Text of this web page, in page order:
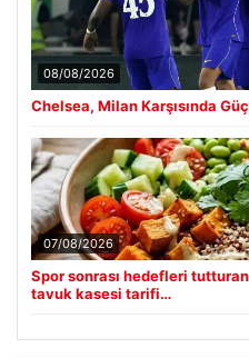
08/08/2026
Chelsea, Milan Karşısında
07/08/2026
Spor sonrası hedefleri
tavuk kasesi tarifi…